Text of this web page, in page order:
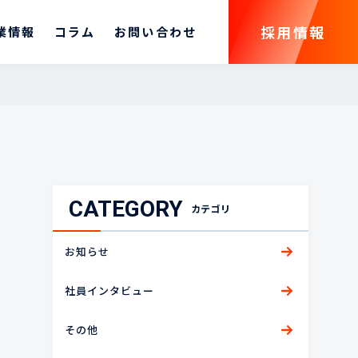
情報 コラム お問い合わせ 採用情報
採用情報
CATEGORY カテゴリ
お知らせ
社員インタビュー
その他